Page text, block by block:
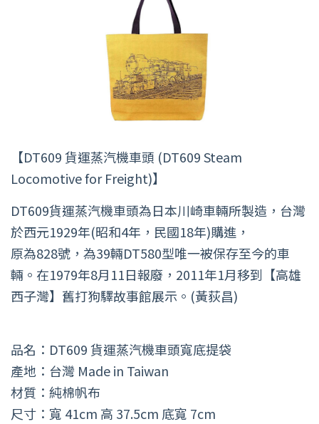
【DT609 貨運蒸汽機車頭 (DT609 Steam
Locomotive for Freight)】
DT609貨運蒸汽機車頭為日本川崎車輛所製造，台灣
於西元1929年(昭和4年，民國18年)購進，
原為828號，為39輛DT580型唯一被保存至今的車
輛。在1979年8月11日報廢，2011年1月移到【高雄
西子灣】舊打狗驛故事館展示。(黃荻昌)
品名：DT609 貨運蒸汽機車頭寬底提袋
產地：台灣 Made in Taiwan
材質：純棉帆布
尺寸：寬 41cm 高 37.5cm 底寬 7cm